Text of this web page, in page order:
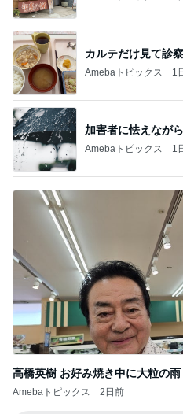
カルテだけ見て診
Amebaトピックス 1
加害者に怯えなが
Amebaトピックス 1
高橋英樹 お好み焼き中に大粒の雨
Amebaトピックス 2日前